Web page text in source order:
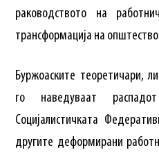
раководството на
трансформација на
Буржоаските теоретичари,
го наведуваат
Социјалистичката
другите деформирани